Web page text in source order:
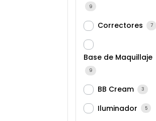
9
Correctores 7
Base de Maquillaje
9
BB Cream 3
Iluminador 5